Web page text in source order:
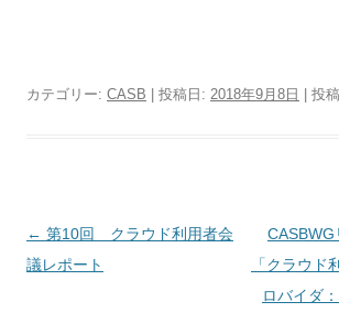
カテゴリー: CASB | 投稿日: 2018年9月8日 | 投
投稿ナビゲーション
← 第10回 クラウド利用者会
議レポート
CASBWG
「クラウド
ロバイダ